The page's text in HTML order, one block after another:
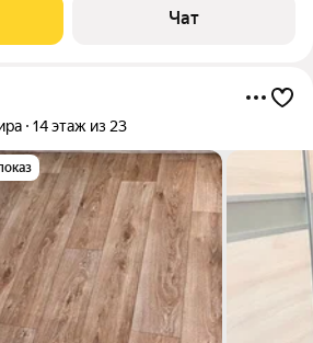
зоной отдыха, спортивной
Чат
14 этаж из 23